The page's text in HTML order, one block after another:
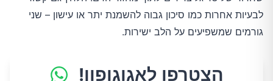
לבעיות אחרות כמו סיכון גבוה להשמנת יתר או עישון – שני
גורמים שמשפיעים על הלב ישירות.
הצטרפו לאגוגופון!